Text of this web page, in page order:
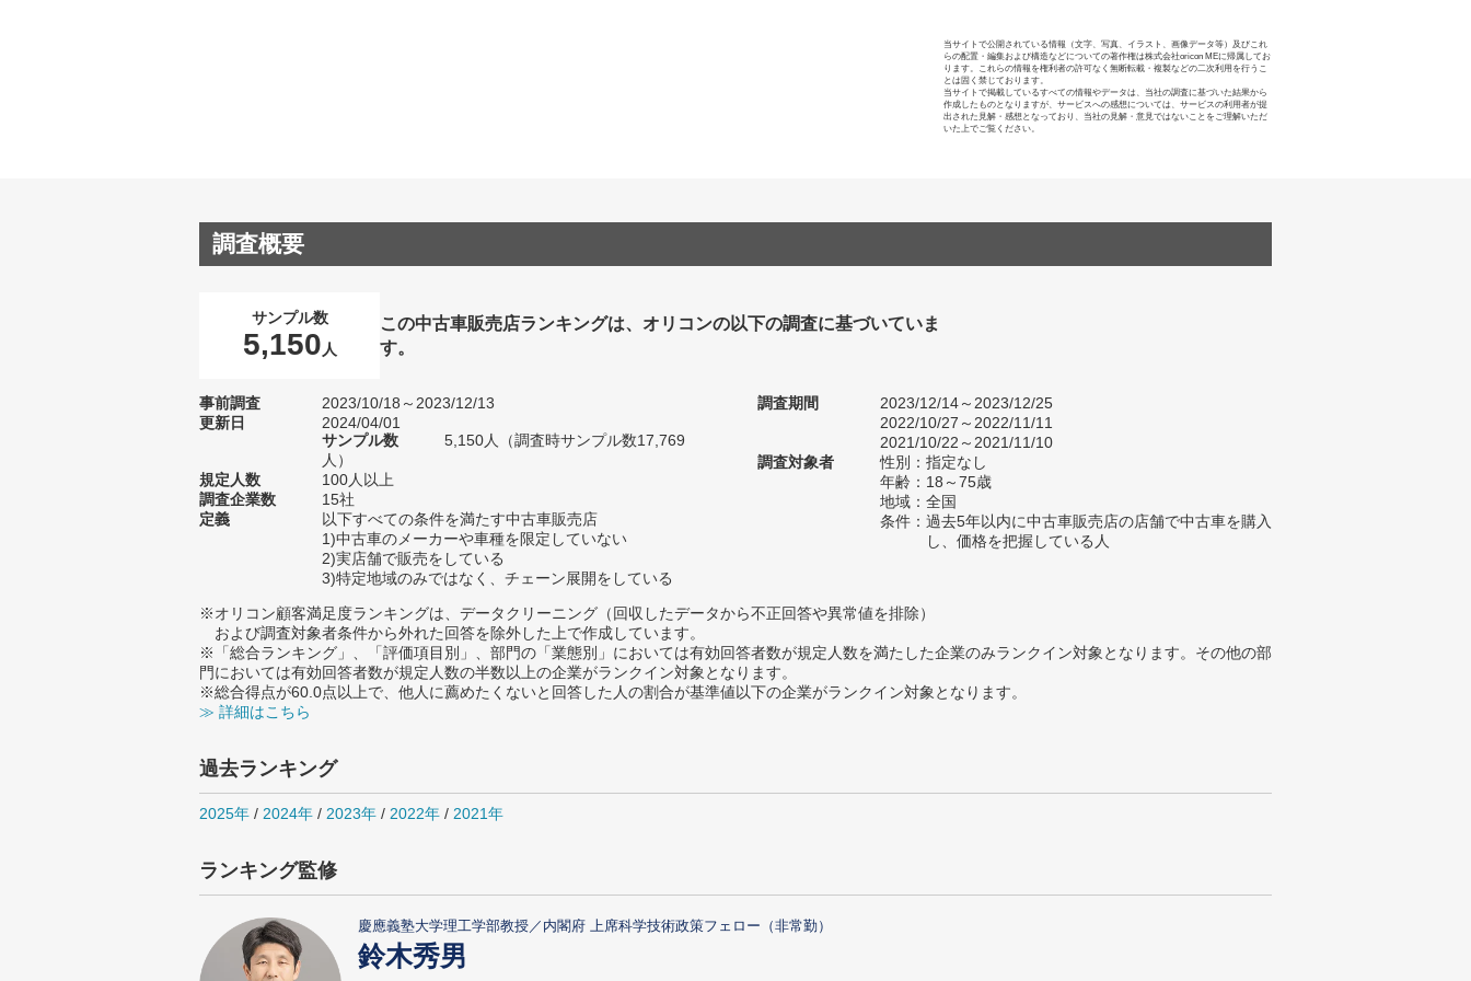
当サイトで公開されている情報（文字、写真、イラスト、画像データ等）及びこれ
らの配置・編集および構造などについての著作権は株式会社oricon MEに帰属してお
ります。これらの情報を権利者の許可なく無断転載・複製などの二次利用を行うこ
とは固く禁じております。
当サイトで掲載しているすべての情報やデータは、当社の調査に基づいた結果から
作成したものとなりますが、サービスへの感想については、サービスの利用者が提
出された見解・感想となっており、当社の見解・意見ではないことをご理解いただ
いた上でご覧ください。
調査概要
サンプル数
5,150 人
この中古車販売店ランキングは、オリコンの以下の調査に基づいていま
す。
事前調査
2023/10/18～2023/12/13
更新日
2024/04/01
サンプル数
5,150人（調査時サンプル数17,769
人）
規定人数
100人以上
調査企業数
15社
定義
以下すべての条件を満たす中古車販売店
1)中古車のメーカーや車種を限定していない
2)実店舗で販売をしている
3)特定地域のみではなく、チェーン展開をしている
調査期間
2023/12/14～2023/12/25
2022/10/27～2022/11/11
2021/10/22～2021/11/10
調査対象者
性別：指定なし
年齢：18～75歳
地域：全国
条件：過去5年以内に中古車販売店の店舗で中古車を購入
し、価格を把握している人
※オリコン顧客満足度ランキングは、データクリーニング（回収したデータから不正回答や異常値を排除）
および調査対象者条件から外れた回答を除外した上で作成しています。
※「総合ランキング」、「評価項目別」、部門の「業態別」においては有効回答者数が規定人数を満たした企業のみランクイン対象となります。その他の部
門においては有効回答者数が規定人数の半数以上の企業がランクイン対象となります。
※総合得点が60.0点以上で、他人に薦めたくないと回答した人の割合が基準値以下の企業がランクイン対象となります。
≫ 詳細はこちら
過去ランキング
2025年 / 2024年 / 2023年 / 2022年 / 2021年
ランキング監修
慶應義塾大学理工学部教授／内閣府 上席科学技術政策フェロー（非常勤）
鈴木秀男